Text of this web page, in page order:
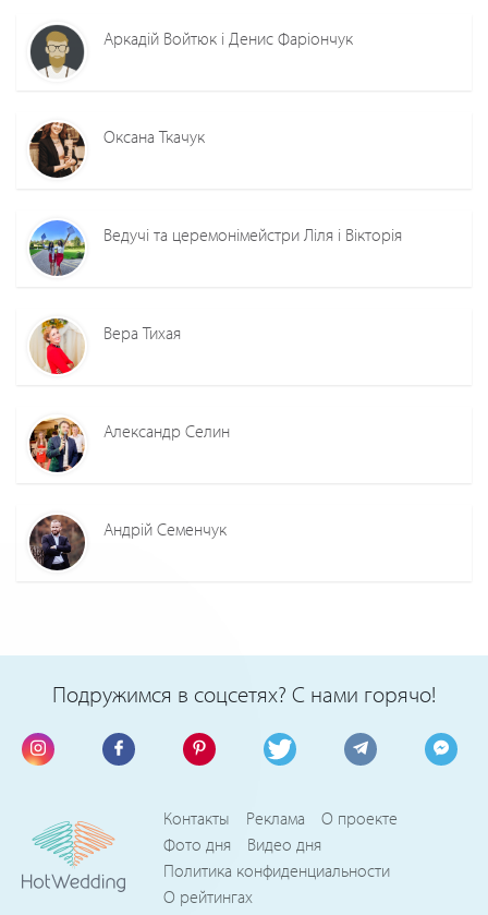
Аркадій Войтюк і Денис Фаріончук
Оксана Ткачук
Ведучі та церемонімейстри Ліля і Вікторія
Вера Тихая
Александр Селин
Андрій Семенчук
Подружимся в соцсетях? С нами горячо!
Контакты Реклама
О проекте
Фото дня
Видео дня
Политика конфиденциальности
О рейтингах